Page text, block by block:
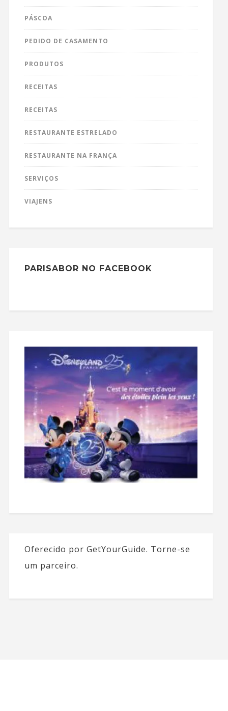
PÁSCOA
PEDIDO DE CASAMENTO
PRODUTOS
RECEITAS
RECEITAS
RESTAURANTE ESTRELADO
RESTAURANTE NA FRANÇA
SERVIÇOS
VIAJENS
PARISABOR NO FACEBOOK
Oferecido por GetYourGuide. Torne-se
um parceiro.